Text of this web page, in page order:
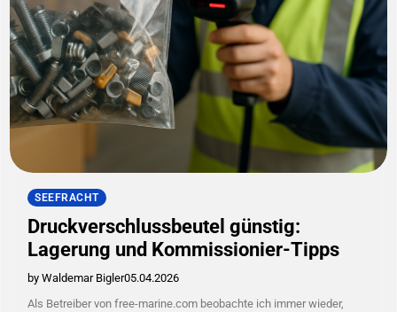
SEEFRACHT
Druckverschlussbeutel günstig:
Lagerung und Kommissionier-Tipps
by Waldemar Bigler05.04.2026
Als Betreiber von free-marine.com beobachte ich immer wieder,